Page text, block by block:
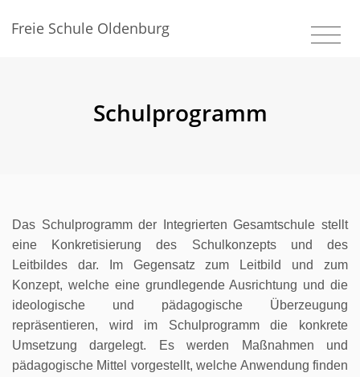
Freie Schule Oldenburg
Schulprogramm
Das Schulprogramm der Integrierten Gesamtschule stellt
eine Konkretisierung des Schulkonzepts und des
Leitbildes dar. Im Gegensatz zum Leitbild und zum
Konzept, welche eine grundlegende Ausrichtung und die
ideologische und pädagogische Überzeugung
repräsentieren, wird im Schulprogramm die konkrete
Umsetzung dargelegt. Es werden Maßnahmen und
pädagogische Mittel vorgestellt, welche Anwendung finden